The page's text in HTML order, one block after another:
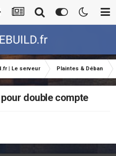
| Le serveur Plaintes & Déban
double compte